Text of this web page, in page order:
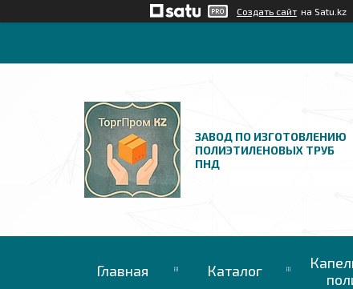
Создать сайт на Satu.kz
ЗАВОД ПО ИЗГОТОВЛЕНИЮ
ПОЛИЭТИЛЕНОВЫХ ТРУБ
ПНД
Главная Каталог